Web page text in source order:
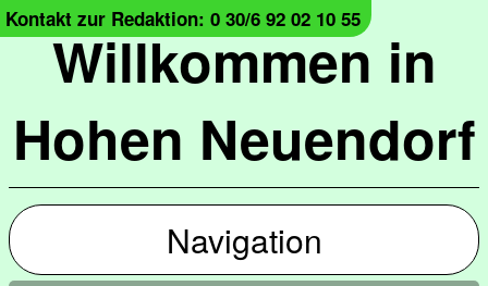
Willkommen in
Hohen Neuendorf
Kontakt zur Redaktion: 0 30/6 92 02 10 55
Navigation